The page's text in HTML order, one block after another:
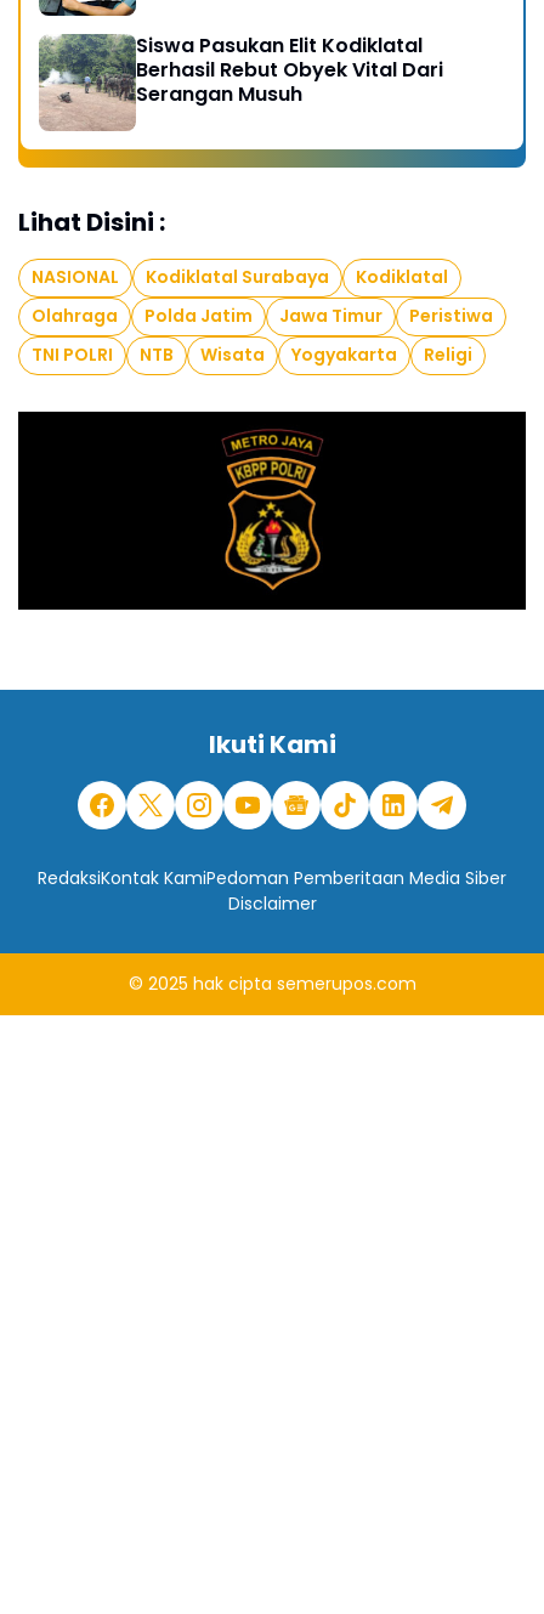
Siswa Pasukan Elit Kodiklatal
Berhasil Rebut Obyek Vital Dari
Serangan Musuh
Lihat Disini :
NASIONAL Kodiklatal Surabaya
Kodiklatal
Olahraga
Polda Jatim Jawa Timur
Peristiwa
TNI POLRI
NTB Wisata Yogyakarta Religi
Ikuti Kami
RedaksiKontak KamiPedoman Pemberitaan Media Siber
Disclaimer
© 2025 hak cipta semerupos.com